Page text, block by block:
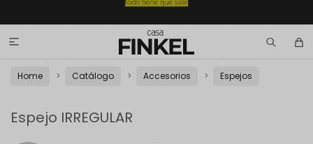

Home Catálogo Accesorios Espejos
Espejo IRREGULAR